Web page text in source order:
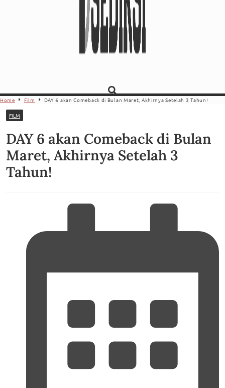
Home Film DAY 6 akan Comeback di Bulan Maret, Akhirnya Setelah 3 Tahun!
FILM
DAY 6 akan Comeback di Bulan
Maret, Akhirnya Setelah 3
Tahun!